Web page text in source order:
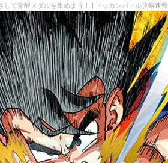
して覚醒メダルを集めよう！ | ドッカンバトル攻略速報